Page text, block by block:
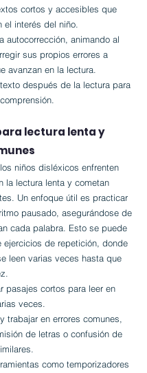
cortos y accesibles que
el interés del niño.
autocorrección, animando al
sus propios errores a
avanzan en la lectura.
después de la lectura para
lectura lenta y
niños disléxicos enfrenten
la lectura lenta y cometan
Un enfoque útil es practicar
pausado, asegurándose de
cada palabra. Esto se puede
ejercicios de repetición, donde
leen varias veces hasta que
pasajes cortos para leer en
veces.
trabajar en errores comunes,
de letras o confusión de
como temporizadores